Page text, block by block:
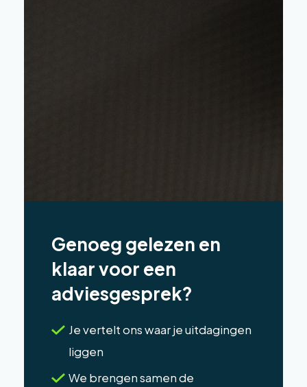
Genoeg gelezen en
klaar voor een
adviesgesprek?
Je vertelt ons waar je uitdagingen
liggen
We brengen samen de